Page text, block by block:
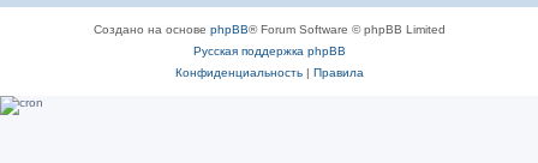
Создано на основе phpBB® Forum Software © phpBB Limited
Русская поддержка phpBB
Конфиденциальность| Правила